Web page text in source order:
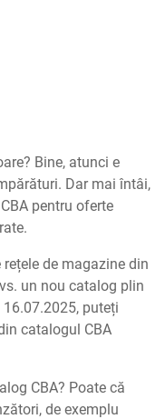
Bine, atunci e
Dar mai întâi,
pentru oferte
de magazine din
un nou catalog plin
puteți
catalogul CBA
CBA? Poate că
de exemplu